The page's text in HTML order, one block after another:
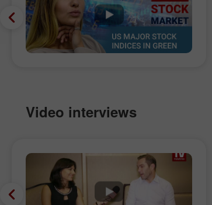
Video interviews